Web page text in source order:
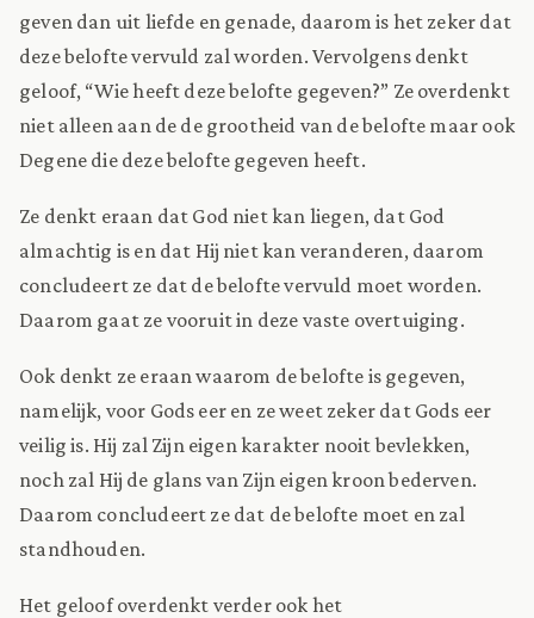
geven dan uit liefde en genade, daarom is het zeker dat
deze belofte vervuld zal worden. Vervolgens denkt
geloof, “Wie heeft deze belofte gegeven?” Ze overdenkt
niet alleen aan de de grootheid van de belofte maar ook
Degene die deze belofte gegeven heeft.
Ze denkt eraan dat God niet kan liegen, dat God
almachtig is en dat Hij niet kan veranderen, daarom
concludeert ze dat de belofte vervuld moet worden.
Daarom gaat ze vooruit in deze vaste overtuiging.
Ook denkt ze eraan waarom de belofte is gegeven,
namelijk, voor Gods eer en ze weet zeker dat Gods eer
veilig is. Hij zal Zijn eigen karakter nooit bevlekken,
noch zal Hij de glans van Zijn eigen kroon bederven.
Daarom concludeert ze dat de belofte moet en zal
standhouden.
Het geloof overdenkt verder ook het